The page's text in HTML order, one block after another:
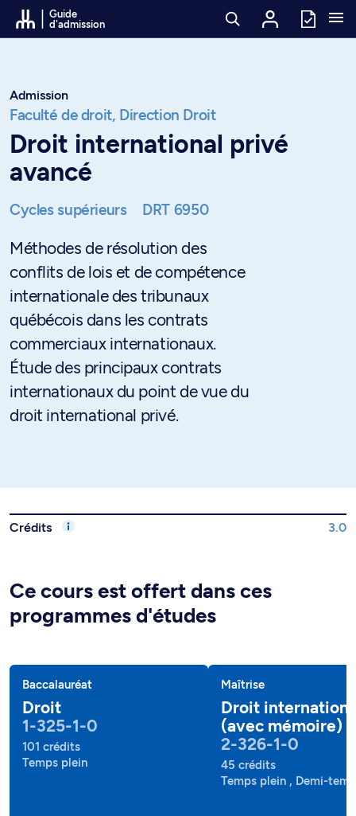
Passer au contenu
Guide
d'admission
Admission
Faculté de droit, Direction Droit
Droit international privé
avancé
Cycles supérieurs DRT 6950
Méthodes de résolution des
conflits de lois et de compétence
internationale des tribunaux
québécois dans les contrats
commerciaux internationaux.
Étude des principaux contrats
internationaux du point de vue du
droit international privé.
Crédits 3.0
Ce cours est offert dans ces
programmes d'études
Baccalauréat
Droit
1-325-1-0
101 crédits
Temps plein
Maîtrise
Droit
(avec mémoire)
2-326-1-0
45 crédits
Temps plein , Demi-